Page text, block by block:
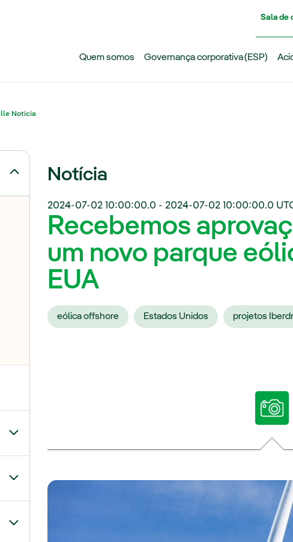
Sala de
Quem somos Governança corporativa (ESP)
Notícia
Alternar submenu de Nossas vozes
Alternar submenu de Multimídia
Alternar submenu de Redes sociais
Notícia
2024-07-02 10:00:00.0 - 2024-07-02 10:00:00.0
Recebemos
um novo parque
EUA
eólica offshore Estados Unidos projetos